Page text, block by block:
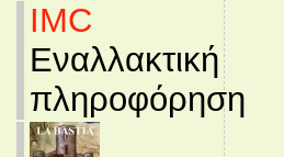
IMC
Εναλλακτική
πληροφόρηση